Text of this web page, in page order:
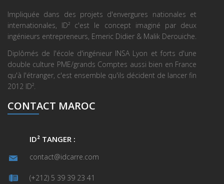
Impliquée dans des projets d'envergures nationales et
internationales, ID² c'est le concept imaginé par deux
ingénieurs entrepreneurs, Emeric Didier & Malik Derouiche.
Diplômés de l'école d'ingénieur INSA Lyon et forts d'une
double culture PME/grands Comptes aussi bien en France
qu'à l'étranger, c'est ensemble qu'ils décident de lancer fin
2012 ID².
CONTACT MAROC
ID² TANGER :
contact@idcarre.com
(+212) 5 39 39 23 41